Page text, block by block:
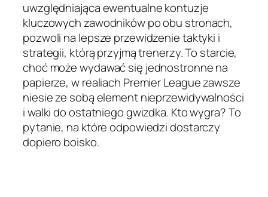
uwzględniająca ewentualne kontuzje
kluczowych zawodników po obu stronach,
pozwoli na lepsze przewidzenie taktyki i
strategii, którą przyjmą trenerzy. To starcie,
choć może wydawać się jednostronne na
papierze, w realiach Premier League zawsze
niesie ze sobą element nieprzewidywalności
i walki do ostatniego gwizdka. Kto wygra? To
pytanie, na które odpowiedzi dostarczy
dopiero boisko.